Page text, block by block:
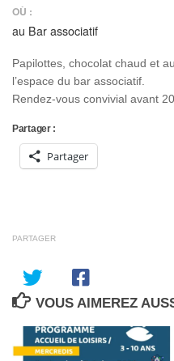
OÙ :
au Bar associatif
Papilottes, chocolat chaud et
l’espace du bar associatif.
Rendez-vous convivial avant
Partager :
Partager
PARTAGER
VOUS AIMEREZ